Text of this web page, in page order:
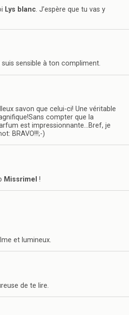
Lys blanc. J’espère que tu vas y
suis sensible à ton compliment.
savon que celui-ci! Une véritable
compter que la
est impressionnante…Bref, je
BRAVO!!!;-)
Missrimel !
et lumineux.
de te lire.